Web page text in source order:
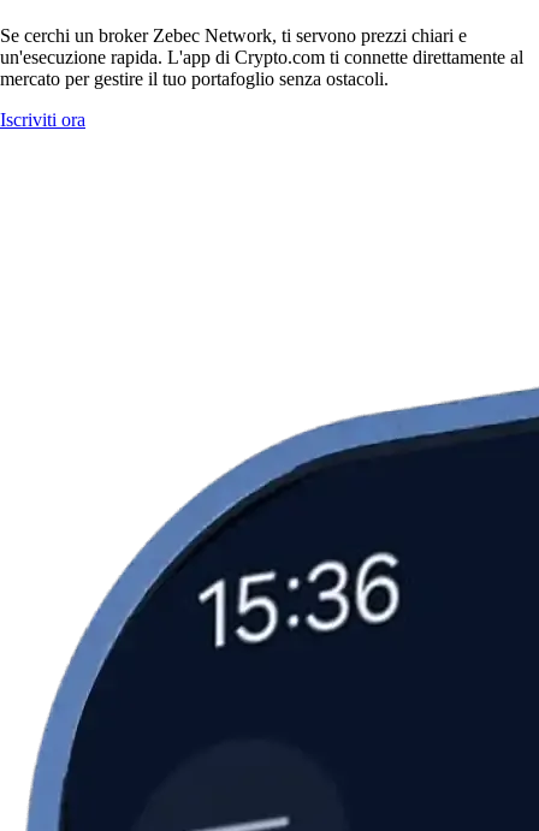
Se cerchi un broker Zebec Network, ti servono prezzi chiari e
un'esecuzione rapida. L'app di Crypto.com ti connette direttamente al
mercato per gestire il tuo portafoglio senza ostacoli.
Iscriviti ora